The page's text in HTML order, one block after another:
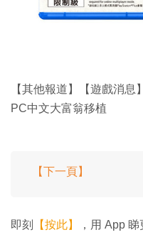
【其他報道】【遊戲消
PC中文大富翁移植
【下一頁】
即刻 【按此】 ，用 App